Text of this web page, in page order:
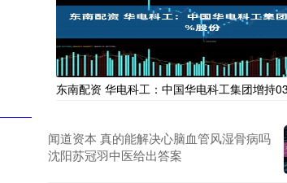
东南配资 华电科工：中国华电科工集团增持
闻道资本 真的能解决心脑血管风湿骨病吗
沈阳苏冠羽中医给出答案